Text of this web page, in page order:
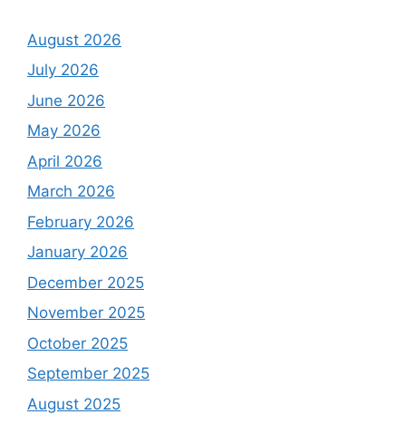
August 2026
July 2026
June 2026
May 2026
April 2026
March 2026
February 2026
January 2026
December 2025
November 2025
October 2025
September 2025
August 2025